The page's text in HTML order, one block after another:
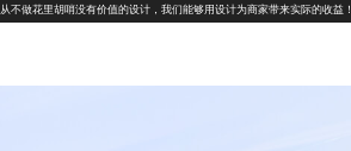
从不做花里胡哨没有价值的设计，我们能够用设计为商家带来实际的收益！